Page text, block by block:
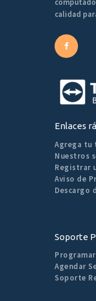
calidad
Enlaces
Agrega tu
Nuestros
Registrar
Aviso de
Descargo
Soporte
Agendar
Soporte